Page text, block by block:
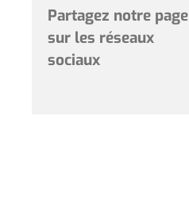
Partagez notre page
sur les réseaux
sociaux